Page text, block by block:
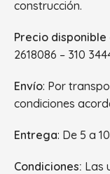
construcción.
Precio
2618086 – 310
Envío: Por
condiciones
Entrega: De 5 a
Condiciones: Las